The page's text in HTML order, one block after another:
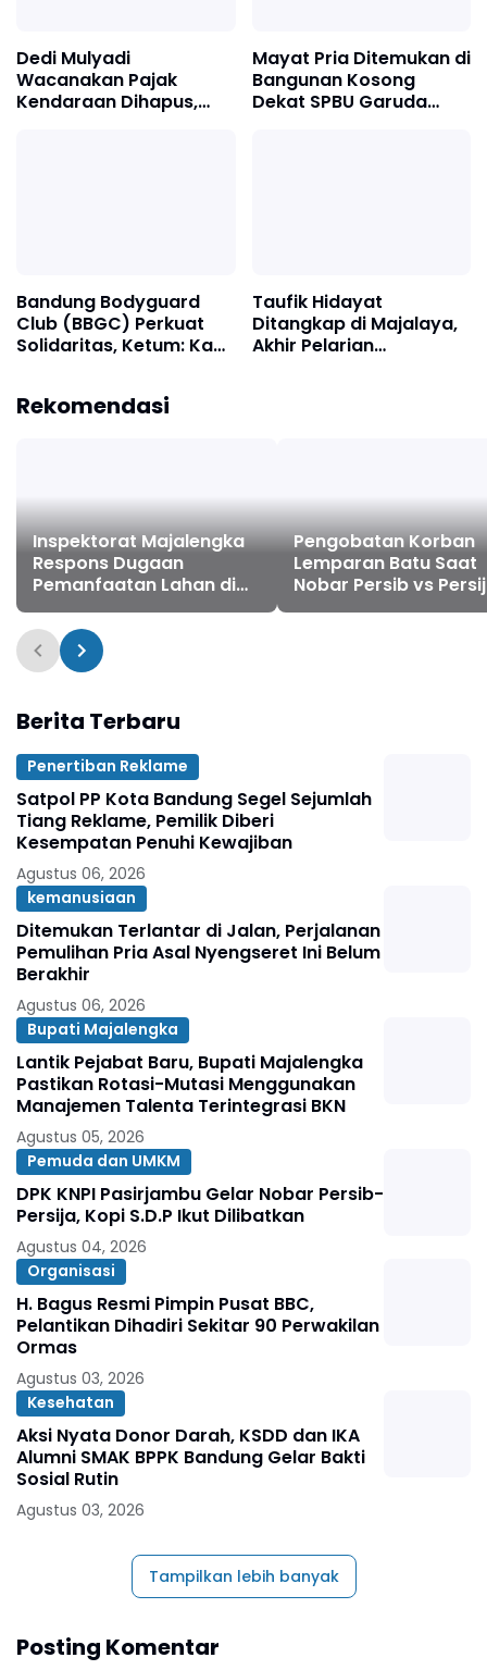
Dedi Mulyadi
Wacanakan Pajak
Kendaraan Dihapus,
Mayat Pria Ditemukan di
Bangunan Kosong
Dekat SPBU Garuda
Bandung Bodyguard
Club (BBGC) Perkuat
Solidaritas, Ketum: Kami
Taufik Hidayat
Ditangkap di Majalaya,
Akhir Pelarian
Rekomendasi
Inspektorat Majalengka
Respons Dugaan
Pemanfaatan Lahan di
Kertajati, Desa Kertasari
Tengah Diaudit
Pengobatan Korban
Lemparan Batu Saat
Nobar Persib vs
Ditanggung Pemkab
Berita Terbaru
Penertiban Reklame
Satpol PP Kota Bandung Segel Sejumlah
Tiang Reklame, Pemilik Diberi
Kesempatan Penuhi Kewajiban
Agustus 06, 2026
kemanusiaan
Ditemukan Terlantar di Jalan, Perjalanan
Pemulihan Pria Asal Nyengseret Ini Belum
Berakhir
Agustus 06, 2026
Bupati Majalengka
Lantik Pejabat Baru, Bupati Majalengka
Pastikan Rotasi-Mutasi Menggunakan
Manajemen Talenta Terintegrasi BKN
Agustus 05, 2026
Pemuda dan UMKM
DPK KNPI Pasirjambu Gelar Nobar Persib-
Persija, Kopi S.D.P Ikut Dilibatkan
Agustus 04, 2026
Organisasi
H. Bagus Resmi Pimpin Pusat BBC,
Pelantikan Dihadiri Sekitar 90 Perwakilan
Ormas
Agustus 03, 2026
Kesehatan
Aksi Nyata Donor Darah, KSDD dan IKA
Alumni SMAK BPPK Bandung Gelar Bakti
Sosial Rutin
Agustus 03, 2026
Tampilkan lebih banyak
Posting Komentar